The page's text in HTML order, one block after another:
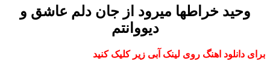
وحید خراطها میرود از جان دلم عاشق و
دیووانتم
برای دانلود اهنگ روی لینک آبی زیر کلیک کنید